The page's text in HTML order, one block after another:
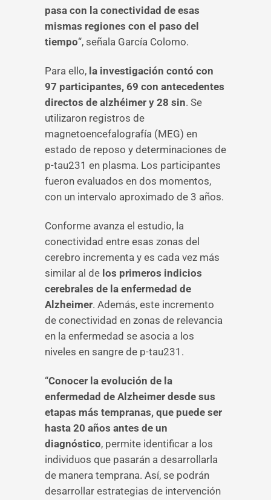
pasa con la conectividad de esas
mismas regiones con el paso del
tiempo“, señala García Colomo.
Para ello, la investigación contó con
97 participantes, 69 con antecedentes
directos de alzhéimer y 28 sin. Se
utilizaron registros de
magnetoencefalografía (MEG) en
estado de reposo y determinaciones de
p-tau231 en plasma. Los participantes
fueron evaluados en dos momentos,
con un intervalo aproximado de 3 años.
Conforme avanza el estudio, la
conectividad entre esas zonas del
cerebro incrementa y es cada vez más
similar al de los primeros indicios
cerebrales de la enfermedad de
Alzheimer. Además, este incremento
de conectividad en zonas de relevancia
en la enfermedad se asocia a los
niveles en sangre de p-tau231.
“Conocer la evolución de la
enfermedad de Alzheimer desde sus
etapas más tempranas, que puede ser
hasta 20 años antes de un
diagnóstico, permite identificar a los
individuos que pasarán a desarrollarla
de manera temprana. Así, se podrán
desarrollar estrategias de intervención